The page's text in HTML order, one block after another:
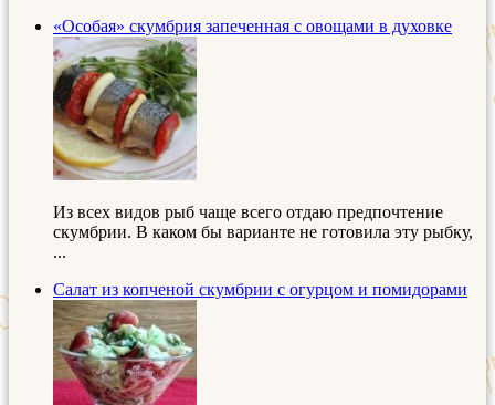
«Особая» скумбрия запеченная с овощами в духовке
Из всех видов рыб чаще всего отдаю предпочтение
скумбрии. В каком бы варианте не готовила эту рыбку,
...
Салат из копченой скумбрии с огурцом и помидорами